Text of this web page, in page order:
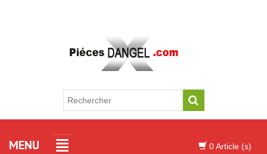
MENU 0 Article (s)